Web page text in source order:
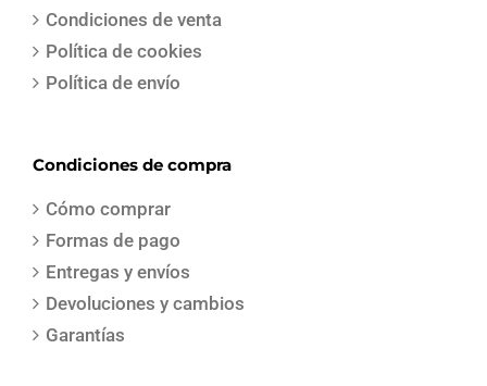
Condiciones de venta
Política de cookies
Política de envío
Condiciones de compra
Cómo comprar
Formas de pago
Entregas y envíos
Devoluciones y cambios
Garantías